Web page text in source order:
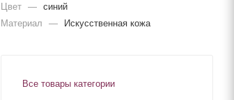
Цвет — синий
Материал
— Искусственная кожа
Все товары категории